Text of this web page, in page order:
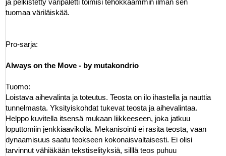
ja pelkistetty väripaletti toimisi tehokkaammin ilman sen
tuomaa väriläiskää.
Pro-sarja:
Always on the Move - by mutakondrio
Tuomo:
Loistava aihevalinta ja toteutus. Teosta on ilo ihastella ja nauttia
tunnelmasta. Yksityiskohdat tukevat teosta ja aihevalintaa.
Helppo kuvitella itsensä mukaan liikkeeseen, joka jatkuu
loputtomiin jenkkiaavikolla. Mekanisointi ei rasita teosta, vaan
dynaamisuus saatu teokseen kokonaisvaltaisesti. Ei olisi
tarvinnut vähiäkään tekstiselityksiä, silllä teos puhuu